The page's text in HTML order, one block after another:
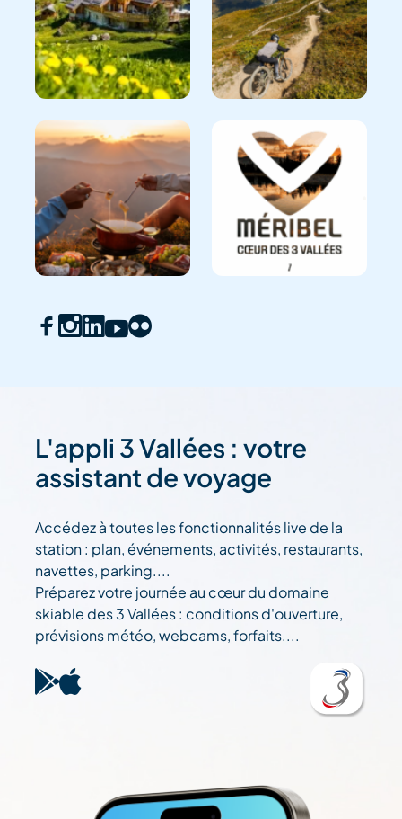
L'appli 3 Vallées : votre
assistant de voyage
Accédez à toutes les fonctionnalités live de la
station : plan, événements, activités, restaurants,
navettes, parking....
Préparez votre journée au cœur du domaine
skiable des 3 Vallées : conditions d'ouverture,
prévisions météo, webcams, forfaits....